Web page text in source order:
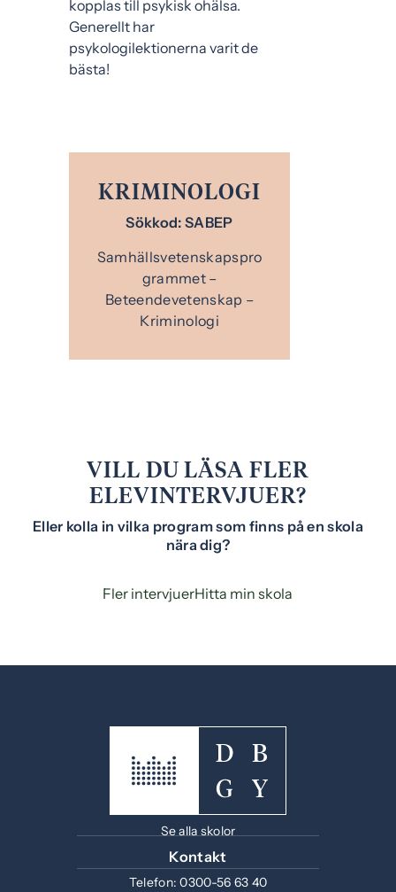
kopplas till psykisk ohälsa.
Generellt har
psykologilektionerna varit de
bästa!
KRIMINOLOGI
Sökkod: SABEP
Samhällsvetenskapspro
grammet –
Beteendevetenskap –
Kriminologi
VILL DU LÄSA FLER
ELEVINTERVJUER?
Eller kolla in vilka program som finns på en skola
nära dig?
Fler intervjuerHitta min skola
Se alla skolor
Kontakt
Telefon:0300-56 63 40